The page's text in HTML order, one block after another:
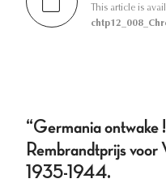
This article is
“Germania ontwake
Rembrandtprijs
1935-1944.